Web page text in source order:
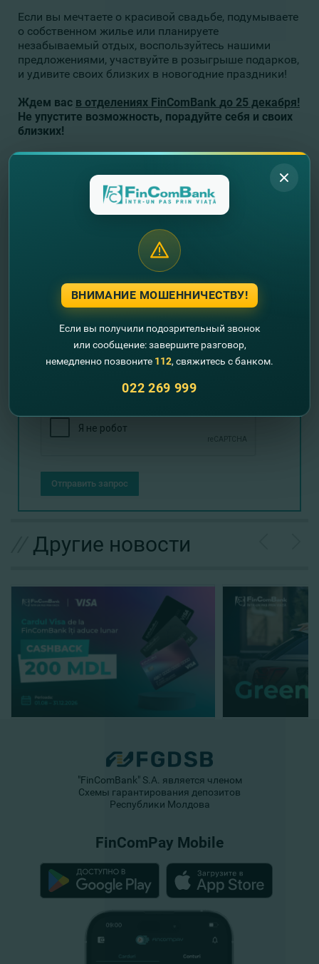
Если вы мечтаете о красивой свадьбе, подумываете
о собственном жилье или планируете
незабываемый отдых, воспользуйтесь нашими
предложениями, участвуйте в розыгрыше подарков,
и удивите своих близких в новогодние праздники!
Ждем вас в отделениях FinComBank до 25 декабря!
Не упустите возможность, порадуйте себя и своих
близких!
Узнайте подробнее о всех видах депозитов
. С официальным Регламентом можно
ознакомиться
здесь.
Оставьте свои контактные данные, и мы с
мы Вам перезвоним!
+373
Отправить запрос
Другие новости
"FinComBank" S.A. является членом
Схемы гарантирования депозитов
Республики Молдова
FinComPay Mobile
ВНИМАНИЕ МОШЕННИЧЕСТВУ!
Если вы получили подозрительный звонок
или сообщение: завершите разговор,
немедленно позвоните 112, свяжитесь с банком.
022 269 999